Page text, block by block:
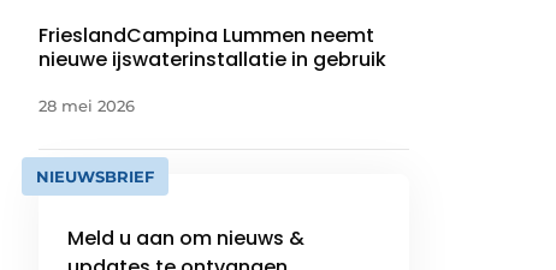
FrieslandCampina Lummen neemt
nieuwe ijswaterinstallatie in gebruik
28 mei 2026
NIEUWSBRIEF
Meld u aan om nieuws &